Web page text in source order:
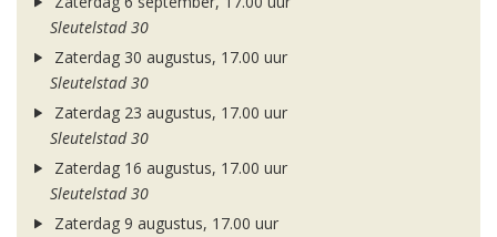
Sleutelstad 30
Zaterdag 30 augustus, 17.00 uur
Sleutelstad 30
Zaterdag 23 augustus, 17.00 uur
Sleutelstad 30
Zaterdag 16 augustus, 17.00 uur
Sleutelstad 30
Zaterdag 9 augustus, 17.00 uur